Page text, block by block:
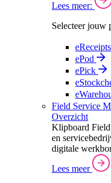
Lees meer:
Selecteer jouw
eReceipts
ePod
ePick
Field Service
Overzicht
Klipboard Field
en
digitale
Lees meer